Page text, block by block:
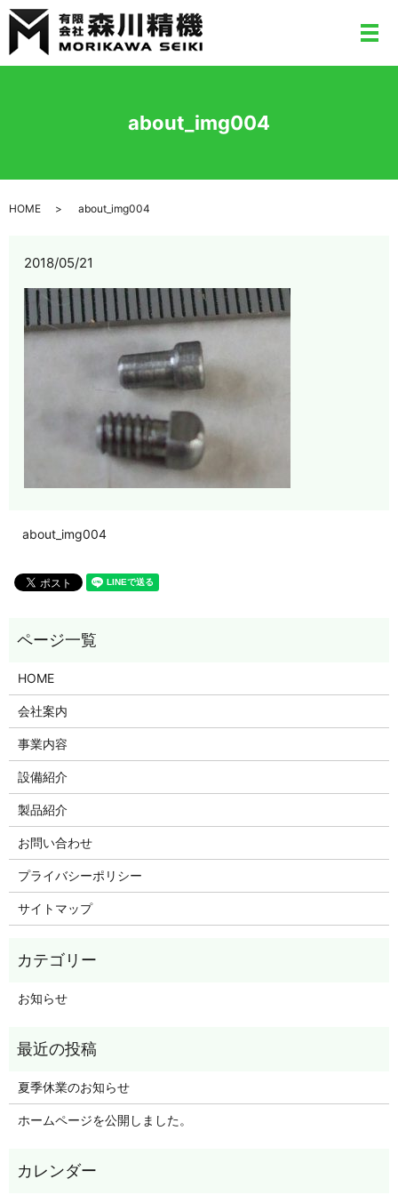
メ
about_img004
HOME about_img004
2018/05/21
about_img004
HOME
会社案内
事業内容
設備紹介
製品紹介
お問い合わせ
プライバシーポリシー
サイトマップ
お知らせ
夏季休業のお知らせ
ホームページを公開しました。